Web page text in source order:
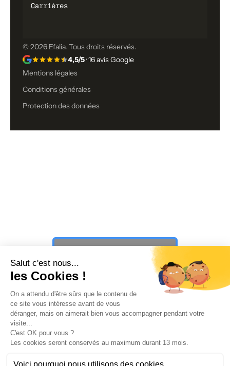
Carrières
© 2026 Efalia. Tous droits réservés.
4,5/5· 16 avis Google
Mentions légales
Conditions générales
Protection des données
PAUSE ☕️
PLAY